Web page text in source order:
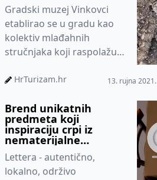
Gradski muzej Vinkovci
etablirao se u gradu kao
kolektiv mlađahnih
stručnjaka koji raspolažu
povijest najstarijega grada
HrTurizam.hr 13. rujna 2021.
Brend unikatnih
predmeta koji
inspiraciju crpi iz
nematerijalne
kulturne baštine. To je
dodana vrijednost
turizma
Lettera - autentično,
lokalno, održivo